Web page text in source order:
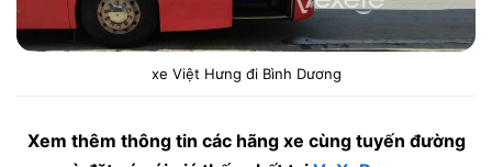
xe Việt Hưng đi Bình Dương
Xem thêm thông tin các hãng xe cùng tuyến đường